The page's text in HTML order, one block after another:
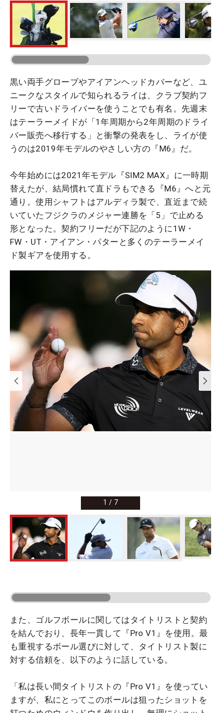
黒い両手グローブやアイアンヘッドカバーなど、ユ
ニークなスタイルで知られるライは、クラブ契約フ
リーで古いドライバーを使うことでも有名。先週末
はテーラーメイドが「1年周期から2年周期のドライ
バー販売へ移行する」と衝撃の発表をし、ライが使
うのは2019年モデルのやさしい方の『M6』だ。
今年始めには2021年モデル『SIM2 MAX』に一時期
替えたが、結局慣れて直ドラもできる『M6』へと元
通り。使用シャフトはアルディラ製で、直近まで続
いていたフジクラのメジャー連勝を「5」で止める
形となった。契約フリーだが下記のように1W・
FW・UT・アイアン・パターと多くのテーラーメイ
ド製ギアを使用する。
1 / 7
また、ゴルフボールに関してはタイトリストと契約
を結んでおり、長年一貫して『Pro V1』を使用。最
も重視するボール選びに対して、タイトリスト製に
対する信頼を、以下のように話している。
「私は長い間タイトリストの『Pro V1』を使ってい
ますが、私にとってこのボールは狙ったショットを